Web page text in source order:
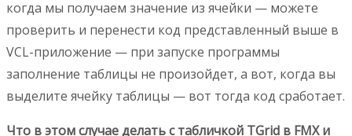
когда мы получаем значение из ячейки — можете
проверить и перенести код представленный выше в
VCL-приложение — при запуске программы
заполнение таблицы не произойдет, а вот, когда вы
выделите ячейку таблицы — вот тогда код сработает.
Что в этом случае делать с табличкой TGrid в FMX и